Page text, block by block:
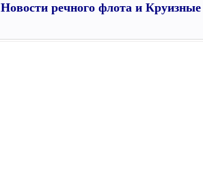
Новости речного флота и